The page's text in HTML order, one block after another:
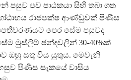
පසුව පව පාඨකයා සිහි තබා ගත
රාජපක්ෂ ආණ්ඩුවක් පිණිස
පෙර සේම පසුවද
මුස්ලිම් ඡන්දවලින් 30-40%ක්
ඔහු සතු විය යුතුය. මෙවැනි
පිණිස සැකයේ වාසිය